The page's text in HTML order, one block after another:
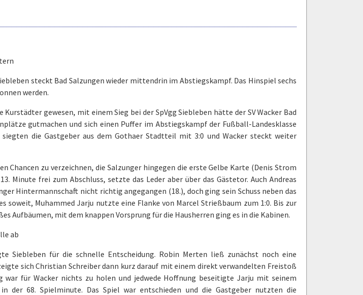
steckt Bad Salzungen wieder mittendrin im Abstiegskampf. Das Hinspiel sechs
werden.
Kurstädter gewesen, mit einem Sieg bei der SpVgg Siebleben hätte der SV Wacker Bad
gutmachen und sich einen Puffer im Abstiegskampf der Fußball-Landesklasse
die Gastgeber aus dem Gothaer Stadtteil mit 3:0 und Wacker steckt weiter
Chancen zu verzeichnen, die Salzunger hingegen die erste Gelbe Karte (Denis Strom
Minute frei zum Abschluss, setzte das Leder aber über das Gästetor. Auch Andreas
Hintermannschaft nicht richtig angegangen (18.), doch ging sein Schuss neben das
soweit, Muhammed Jarju nutzte eine Flanke von Marcel Strießbaum zum 1:0. Bis zur
Aufbäumen, mit dem knappen Vorsprung für die Hausherren ging es in die Kabinen.
ab
Siebleben für die schnelle Entscheidung. Robin Merten ließ zunächst noch eine
sich Christian Schreiber dann kurz darauf mit einem direkt verwandelten Freistoß
war für Wacker nichts zu holen und jedwede Hoffnung beseitigte Jarju mit seinem
der 68. Spielminute. Das Spiel war entschieden und die Gastgeber nutzten die